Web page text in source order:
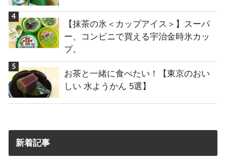
【抹茶の氷＜カップアイス＞】スーパ
ー、コンビニで買える宇治金時氷カッ
プ。
お茶と一緒に食べたい！【東京のおい
しい 水ようかん 5選】
新着記事